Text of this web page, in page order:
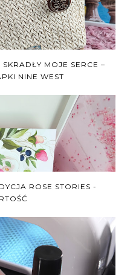
MOJE SERCE –
NINE WEST
ROSE STORIES -